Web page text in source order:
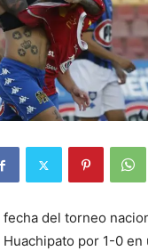
del torneo
Huachipato por 1-0